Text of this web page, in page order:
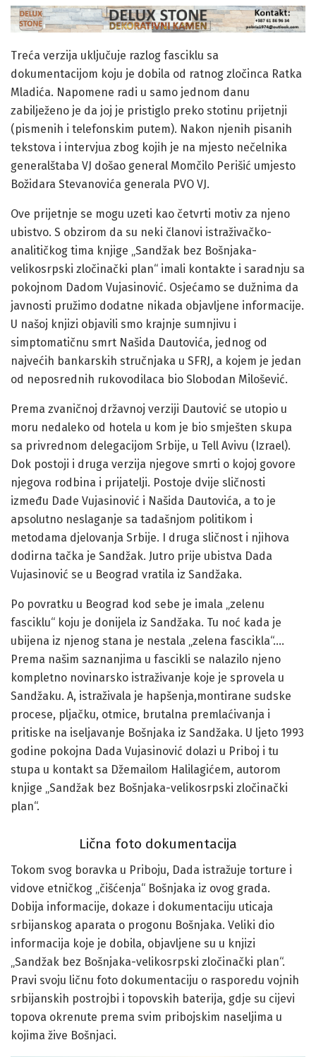
Treća verzija uključuje razlog fasciklu sa
dokumentacijom koju je dobila od ratnog zločinca Ratka
Mladića. Napomene radi u samo jednom danu
zabilježeno je da joj je pristiglo preko stotinu prijetnji
(pismenih i telefonskim putem). Nakon njenih pisanih
tekstova i intervjua zbog kojih je na mjesto nečelnika
generalštaba VJ došao general Momčilo Perišić umjesto
Božidara Stevanovića generala PVO VJ.
Ove prijetnje se mogu uzeti kao četvrti motiv za njeno
ubistvo. S obzirom da su neki članovi istraživačko-
analitičkog tima knjige „Sandžak bez Bošnjaka-
velikosrpski zločinački plan“ imali kontakte i saradnju sa
pokojnom Dadom Vujasinović. Osjećamo se dužnima da
javnosti pružimo dodatne nikada objavljene informacije.
U našoj knjizi objavili smo krajnje sumnjivu i
simptomatičnu smrt Našida Dautovića, jednog od
najvećih bankarskih stručnjaka u SFRJ, a kojem je jedan
od neposrednih rukovodilaca bio Slobodan Milošević.
Prema zvaničnoj državnoj verziji Dautović se utopio u
moru nedaleko od hotela u kom je bio smješten skupa
sa privrednom delegacijom Srbije, u Tell Avivu (Izrael).
Dok postoji i druga verzija njegove smrti o kojoj govore
njegova rodbina i prijatelji. Postoje dvije sličnosti
između Dade Vujasinović i Našida Dautovića, a to je
apsolutno neslaganje sa tadašnjom politikom i
metodama djelovanja Srbije. I druga sličnost i njihova
dodirna tačka je Sandžak. Jutro prije ubistva Dada
Vujasinović se u Beograd vratila iz Sandžaka.
Po povratku u Beograd kod sebe je imala „zelenu
fasciklu“ koju je donijela iz Sandžaka. Tu noć kada je
ubijena iz njenog stana je nestala „zelena fascikla“….
Prema našim saznanjima u fascikli se nalazilo njeno
kompletno novinarsko istraživanje koje je sprovela u
Sandžaku. A, istraživala je hapšenja,montirane sudske
procese, pljačku, otmice, brutalna premlaćivanja i
pritiske na iseljavanje Bošnjaka iz Sandžaka. U ljeto 1993
godine pokojna Dada Vujasinović dolazi u Priboj i tu
stupa u kontakt sa Džemailom Halilagićem, autorom
knjige „Sandžak bez Bošnjaka-velikosrpski zločinački
plan“.
Lična foto dokumentacija
Tokom svog boravka u Priboju, Dada istražuje torture i
vidove etničkog „čišćenja“ Bošnjaka iz ovog grada.
Dobija informacije, dokaze i dokumentaciju uticaja
srbijanskog aparata o progonu Bošnjaka. Veliki dio
informacija koje je dobila, objavljene su u knjizi
„Sandžak bez Bošnjaka-velikosrpski zločinački plan“.
Pravi svoju ličnu foto dokumentaciju o rasporedu vojnih
srbijanskih postrojbi i topovskih baterija, gdje su cijevi
topova okrenute prema svim pribojskim naseljima u
kojima žive Bošnjaci.